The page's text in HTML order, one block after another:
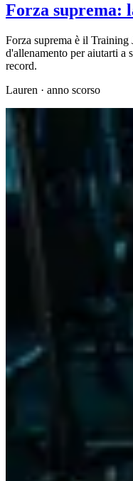
Forza suprema:
Forza suprema è il Training
d'allenamento per aiutarti a
record.
Lauren · anno scorso